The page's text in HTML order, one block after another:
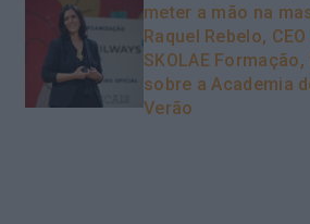
meter a mão na
Raquel Rebelo, CEO
SKOLAE
sobre a Academia
Verão